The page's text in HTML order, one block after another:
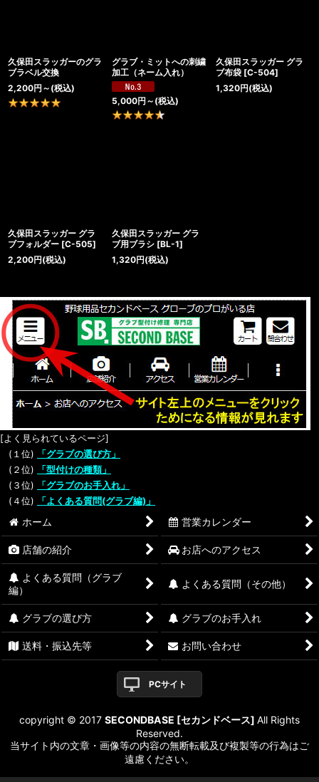
久保田スラッガーのグラ
ブラベル交換
2,200円 ～ (税込)
グラブ・ミットへの刺繍
加工（ネーム入れ）
5,000円 ～ (税込)
久保田スラッガー グラ
ブ布袋 [C-504]
1,320円(税込)
久保田スラッガー グラ
ブフォルダー [C-505]
2,200円(税込)
久保田スラッガー グラ
ブ用ブラシ [BL-1]
1,320円(税込)
[よく見られているページ]
(１位)
「グラブの選び方」
(２位)
「型付けの種類」
(３位)
「グラブのお手入れ」
(４位)
「よくある質問(グラブ編)」
ホーム 営業カレンダー
店舗の紹介 お店へのアクセス
よくある質問（グラブ
編）
よくある質問（その他）
グラブの選び方 グラブのお手入れ
送料・振込先等 お問い合わせ
PCサイト
copyright © 2017 SECONDBASE [セカンドベース] All Rights
Reserved.
当サイト内の文章・画像等の内容の無断転載及び複製等の行為はご
遠慮ください。